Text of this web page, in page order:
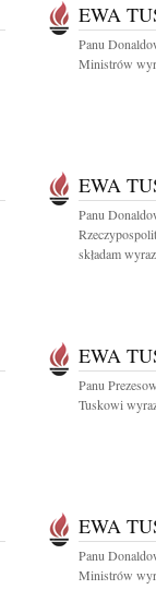
EWA
Panu
Ministrów
EWA
Panu
składam
EWA
Panu
Tuskowi
EWA
Panu
Ministrów